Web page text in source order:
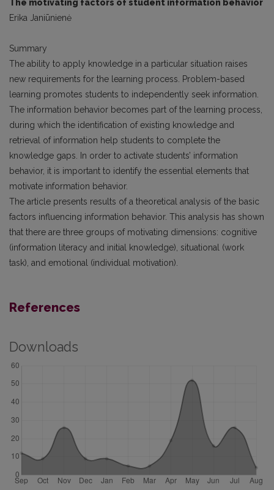
The motivating factors of student information behavior
Erika Janiūnienė
Summary
The ability to apply knowledge in a particular situation raises
new requirements for the learning process. Problem-based
learning promotes students to independently seek information.
The information behavior becomes part of the learning process,
during which the identification of existing knowledge and
retrieval of information help students to complete the
knowledge gaps. In order to activate students’ information
behavior, it is important to identify the essential elements that
motivate information behavior.
The article presents results of a theoretical analysis of the basic
factors influencing information behavior. This analysis has shown
that there are three groups of motivating dimensions: cognitive
(information literacy and initial knowledge), situational (work
task), and emotional (individual motivation).
References
Downloads